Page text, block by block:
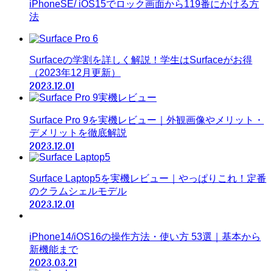
iPhoneSE/ iOS15でロック画面から119番にかける方
法
Surfaceの学割を詳しく解説！学生はSurfaceがお得
（2023年12月更新）
2023.12.01
Surface Pro 9を実機レビュー｜外観画像やメリット・
デメリットを徹底解説
2023.12.01
Surface Laptop5を実機レビュー｜やっぱりこれ！定番
のクラムシェルモデル
2023.12.01
iPhone14/iOS16の操作方法・使い方 53選｜基本から
新機能まで
2023.03.21